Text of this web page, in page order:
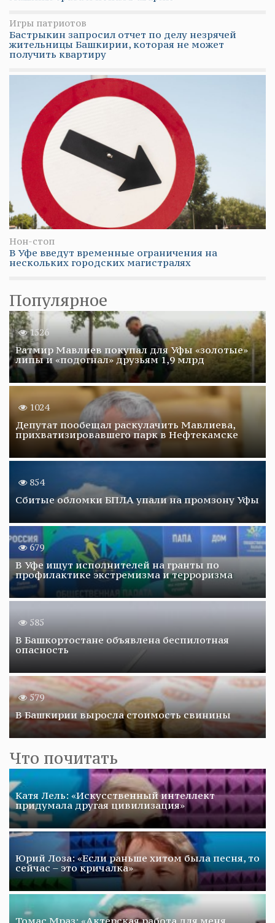
Игры патриотов
Бастрыкин запросил отчет по делу незрячей
жительницы Башкирии, которая не может
получить квартиру
Нон-стоп
В Уфе введут временные ограничения на
нескольких городских магистралях
Популярное
1526
Ратмир Мавлиев покупал для Уфы «золотые»
липы и «подогнал» друзьям 1,9 млрд
1024
Депутат пообещал раскулачить Мавлиева,
прихватизировавшего парк в Нефтекамске
854
Сбитые обломки БПЛА упали на промзону Уфы
679
В Уфе ищут исполнителей на гранты по
профилактике экстремизма и терроризма
585
В Башкортостане объявлена беспилотная
опасность
579
В Башкирии выросла стоимость свинины
Что почитать
Катя Лель: «Искусственный интеллект
придумала другая цивилизация»
Юрий Лоза: «Если раньше хитом была песня, то
сейчас – это кричалка»
Томас Мраз: «Актерская работа для меня